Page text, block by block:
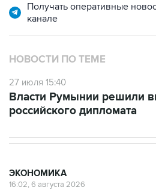
Получать оперативные
канале
НОВОСТИ ПО ТЕМЕ
27 июля 15:40
Власти Румынии решили
российского дипломата
ЭКОНОМИКА
16:02, 6 августа 2026